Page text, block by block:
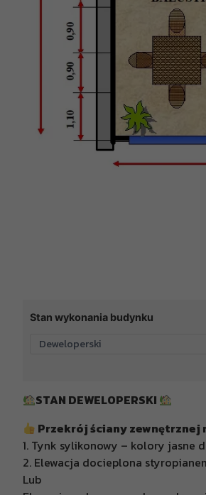
Stan wykonania budynku
STAN DEWELOPERSKI
Przekrój ściany zewnętrznej
1. Tynk sylikonowy – kolory jasne
2. Elewacja docieplona
Lub